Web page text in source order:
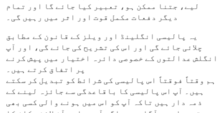
لیے، جتنا ممکن ہو، تعبیر کیا جائے گا اور تمام
دیگر دفعات مکمل قوت اور اثر میں رہیں گی۔
یہ پالیسی انگلینڈ اور ویلز کے قانون کے مطابق
چلائی جائے گی اور اس کی تشریح کی جائے گی، اور آپ
انگلش عدالتوں کے خصوصی دائرہ اختیار میں پیش کرنے
پر اتفاق کرتے ہیں۔
ہم وقتاً فوقتاً اس پالیسی کی شرائط کو تبدیل کر سکتے
ہیں۔ آپ اس پالیسی کا باقاعدگی سے جائزہ لینے کے
ذمہ دار ہیں تاکہ آپ کو اس میں ہونے والی کسی بھی